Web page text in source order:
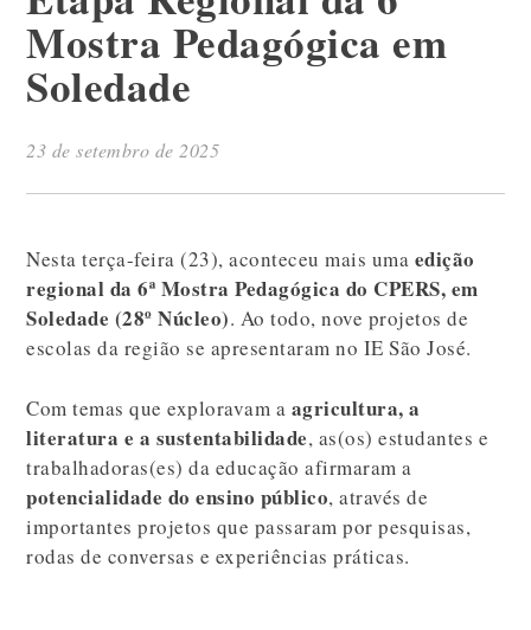
Mostra Pedagógica em
Soledade
23 de setembro de 2025
Nesta terça-feira (23), aconteceu mais uma edição
regional da 6ª Mostra Pedagógica do CPERS, em
Soledade (28º Núcleo). Ao todo, nove projetos de
escolas da região se apresentaram no IE São José.
Com temas que exploravam a agricultura, a
literatura e a sustentabilidade, as(os) estudantes e
trabalhadoras(es) da educação afirmaram a
potencialidade do ensino público, através de
importantes projetos que passaram por pesquisas,
rodas de conversas e experiências práticas.